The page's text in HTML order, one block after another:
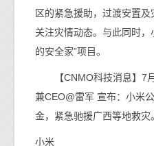
区的紧急援助，过渡安置
关注灾情动态。与此同时
的安全家”项目。
【CNMO科技消息】7月
兼CEO@雷军 宣布：小米
金，紧急驰援广西等地救灾。
小米